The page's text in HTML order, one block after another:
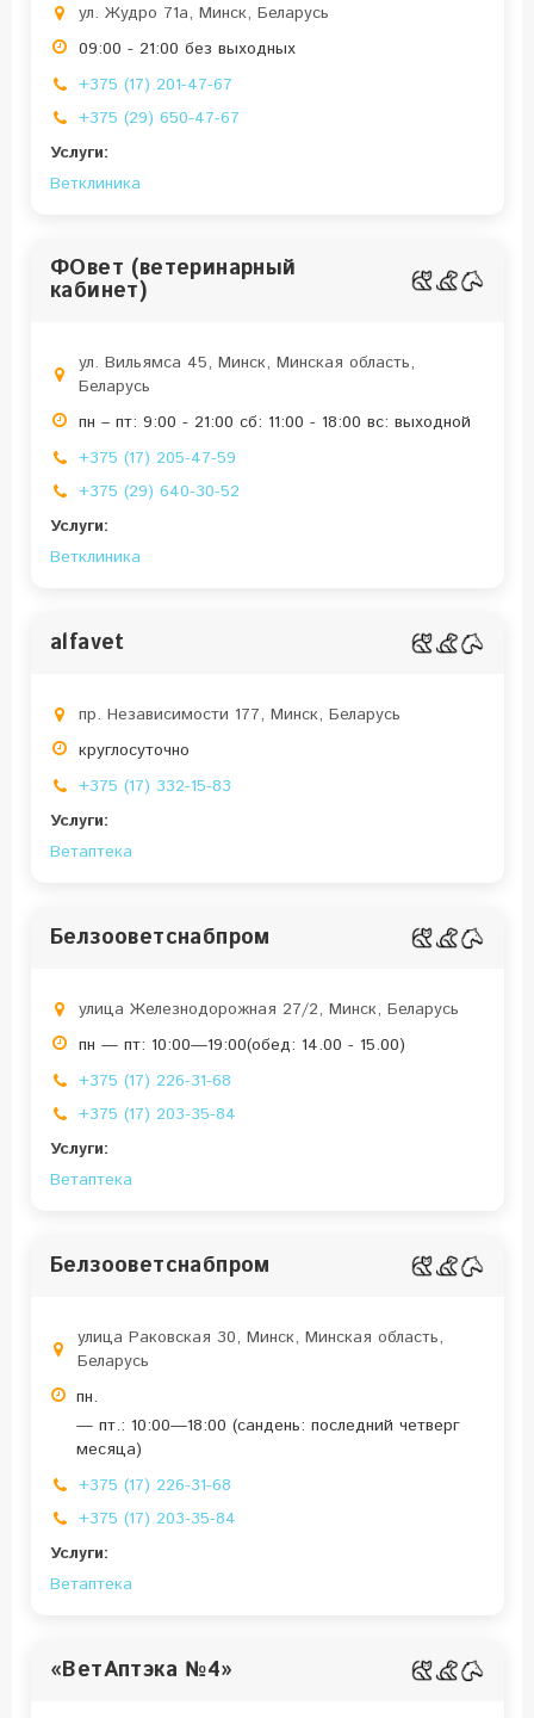
ул. Жудро 71a, Минск, Беларусь
09:00 - 21:00 без выходных
+375 (17) 201-47-67
+375 (29) 650-47-67
Услуги:
Ветклиника
ФОвет (ветеринарный
кабинет)
ул. Вильямса 45, Минск, Минская область,
Беларусь
пн – пт: 9:00 - 21:00 сб: 11:00 - 18:00 вс: выходной
+375 (17) 205-47-59
+375 (29) 640-30-52
Услуги:
Ветклиника
alfavet
пр. Независимости 177, Минск, Беларусь
круглосуточно
+375 (17) 332-15-83
Услуги:
Ветаптека
Белзооветснабпром
улица Железнодорожная 27/2, Минск, Беларусь
пн — пт: 10:00—19:00(обед: 14.00 - 15.00)
+375 (17) 226-31-68
+375 (17) 203-35-84
Услуги:
Ветаптека
Белзооветснабпром
улица Раковская 30, Минск, Минская область,
Беларусь
пн.
— пт.: 10:00—18:00 (сандень: последний четверг
месяца)
+375 (17) 226-31-68
+375 (17) 203-35-84
Услуги:
Ветаптека
«ВетАптэка №4»